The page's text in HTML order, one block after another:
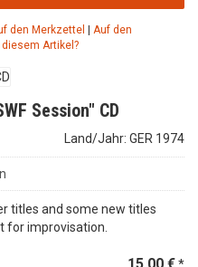
den Merkzettel
Auf den
diesem Artikel?
Session" CD
Land/Jahr: GER 1974
titles and some new titles
for improvisation.